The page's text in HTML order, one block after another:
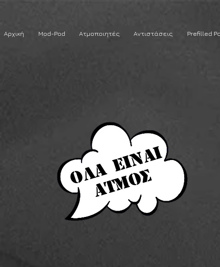
Αρχική Mod-Pod Ατμοποιητές Αντιστάσεις Prefilled